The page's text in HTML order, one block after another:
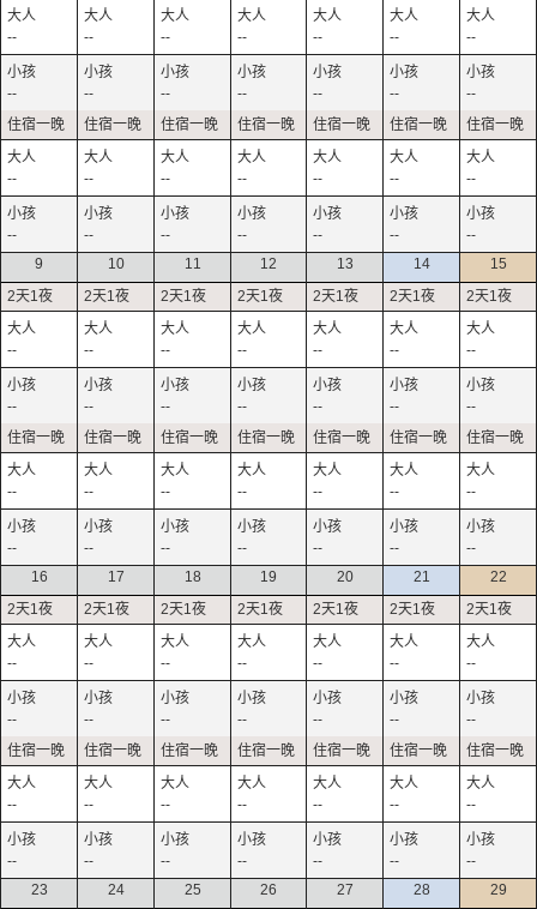
--
--
--
--
--
--
--
--
--
--
--
--
--
--
--
--
--
--
--
--
--
--
--
--
--
--
--
--
9
--
--
--
--
10
--
--
--
--
11
--
--
--
--
12
--
--
--
--
13
--
--
--
--
14
--
--
--
--
15
--
--
--
--
16
--
--
--
--
17
--
--
--
--
18
--
--
--
--
19
--
--
--
--
20
--
--
--
--
21
--
--
--
--
22
--
--
--
--
23
24 25 26 27 28 29